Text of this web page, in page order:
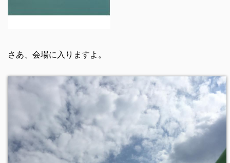
さあ、会場に入りますよ。